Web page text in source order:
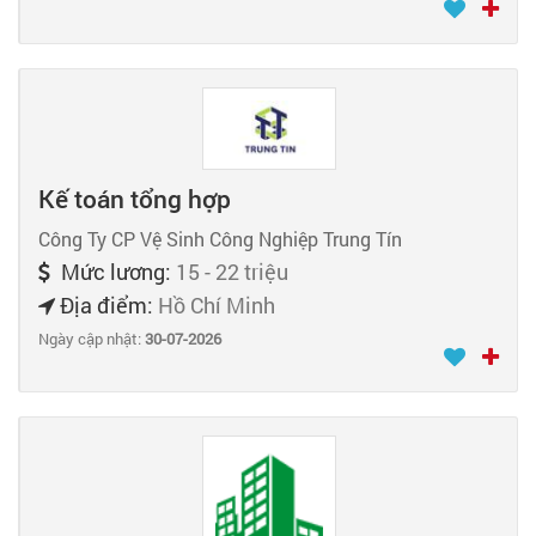
Kế toán tổng hợp
Công Ty CP Vệ Sinh Công Nghiệp Trung Tín
Mức lương: 15 - 22 triệu
Địa điểm: Hồ Chí Minh
Ngày cập nhật:30-07-2026